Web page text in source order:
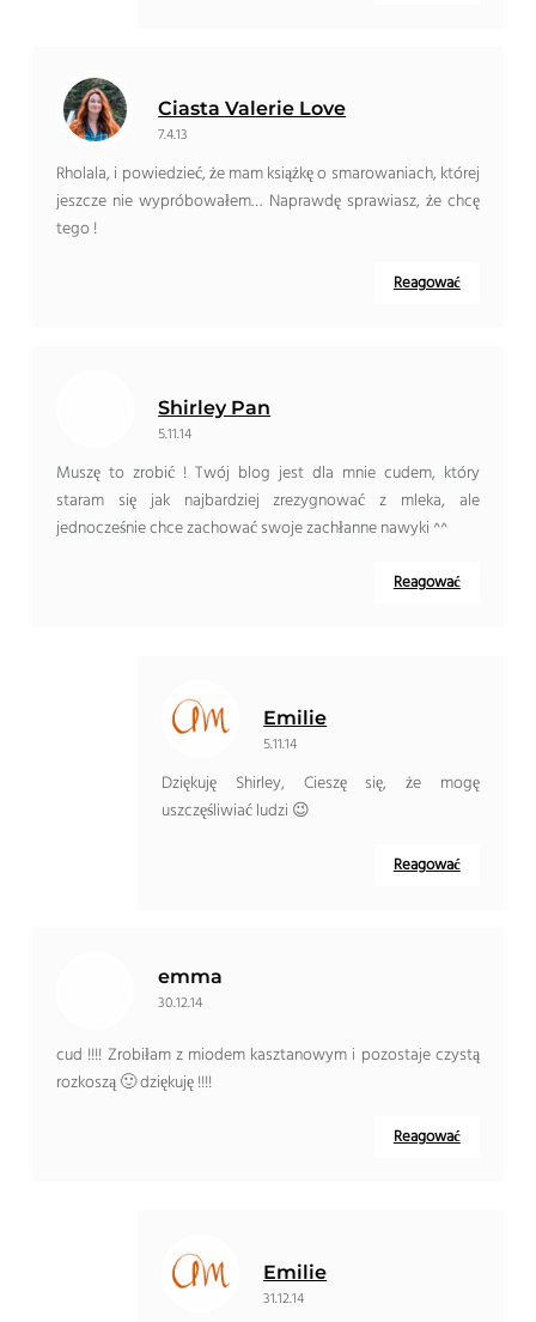
Ciasta Valerie Love
7.4.13
Rholala, i powiedzieć, że mam książkę o smarowaniach, której
jeszcze nie wypróbowałem… Naprawdę sprawiasz, że chcę
tego !
Reagować
Shirley Pan
5.11.14
Muszę to zrobić ! Twój blog jest dla mnie cudem, który
staram się jak najbardziej zrezygnować z mleka, ale
jednocześnie chce zachować swoje zachłanne nawyki ^^
Reagować
Emilie
5.11.14
Dziękuję Shirley, Cieszę się, że mogę
uszczęśliwiać ludzi 😉
Reagować
emma
30.12.14
cud !!!! Zrobiłam z miodem kasztanowym i pozostaje czystą
rozkoszą 🙂 dziękuję !!!!
Reagować
Emilie
31.12.14